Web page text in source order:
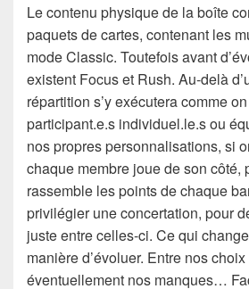
Le contenu physique de la boîte
paquets de cartes, contenant les
mode Classic. Toutefois avant
existent Focus et Rush. Au-delà
répartition s’y exécutera comme
participant.e.s individuel.le.s ou
nos propres personnalisations, si
chaque membre joue de son côté,
rassemble les points de chaque
privilégier une concertation, pour
juste entre celles-ci. Ce qui
manière d’évoluer. Entre nos
éventuellement nos manques…